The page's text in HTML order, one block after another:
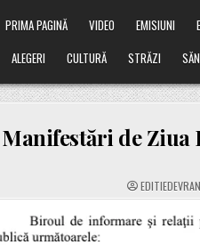
PRIMA PAGINĂ VIDEO EMISIUNI
ALEGERI
CULTURĂ STRĂZI
Manifestări de Ziua